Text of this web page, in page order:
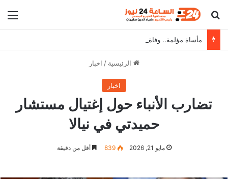
بحث عن
الرئيسية / اخبار
اخبار
تضارب الأنباء حول إغتيال مستشار
حميدتي في نيالا
مايو 21, 2026 839 أقل من دقيقة